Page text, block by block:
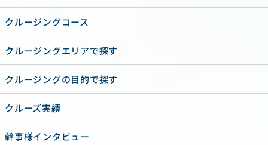
クルージングコース
クルージングエリアで探す
クルージングの目的で探す
クルーズ実績
幹事様インタビュー